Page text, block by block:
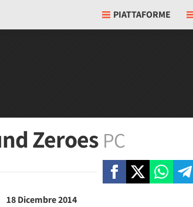
PIATTAFORME
Zeroes PC
18 Dicembre 2014